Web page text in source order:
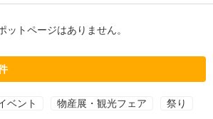
ットページはありません。
ベント 物産展・観光フェア 祭り